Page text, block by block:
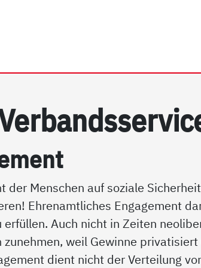
der Menschen auf soziale
Ehrenamtliches Engagement
Auch nicht in Zeiten
weil Gewinne privatisiert
dient nicht der Verteilung